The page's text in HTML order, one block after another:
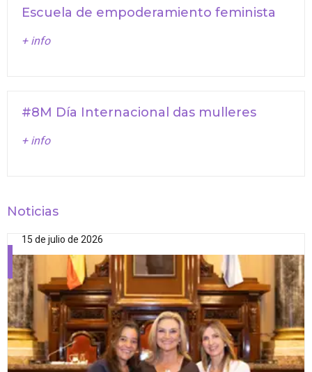
Escuela de empoderamiento feminista
+ info
#8M Día Internacional das mulleres
+ info
Noticias
15 de julio de 2026